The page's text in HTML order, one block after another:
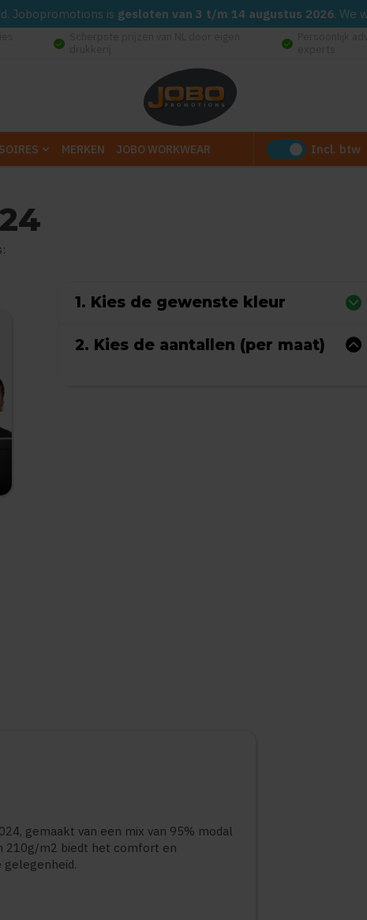
Jobopromotions is gesloten van 3 t/m 14 augustus 2026. We
check_circle check_circle
MERKEN JOBO WORKWEAR Incl. btw
1. Kies de gewenste kleur
2. Kies de aantallen (per maat)
gemaakt van een mix van 95% modal
210g/m2 biedt het comfort en
gelegenheid.